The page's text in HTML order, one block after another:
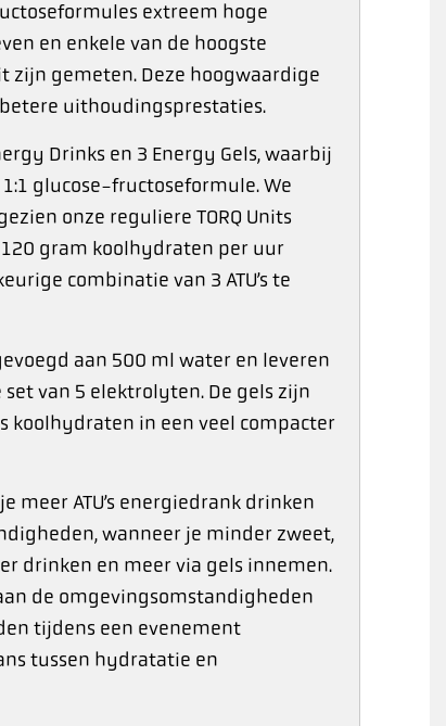
extreem hoge
en enkele van de hoogste
gemeten. Deze hoogwaardige
uithoudingsprestaties.
Drinks en 3 Energy Gels, waarbij
glucose-fructoseformule. We
onze reguliere TORQ Units
gram koolhydraten per uur
combinatie van 3 ATU’s te
aan 500 ml water en leveren
van 5 elektrolyten. De gels zijn
koolhydraten in een veel compacter
meer ATU’s energiedrank drinken
wanneer je minder zweet,
drinken en meer via gels innemen.
de omgevingsomstandigheden
tijdens een evenement
tussen hydratatie en